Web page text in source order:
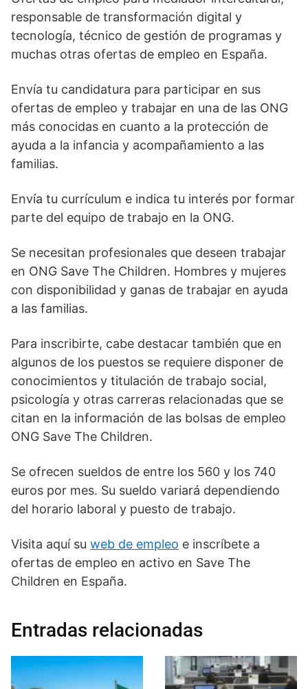
responsable de transformación digital y
tecnología, técnico de gestión de programas y
muchas otras ofertas de empleo en España.
Envía tu candidatura para participar en sus
ofertas de empleo y trabajar en una de las ONG
más conocidas en cuanto a la protección de
ayuda a la infancia y acompañamiento a las
familias.
Envía tu currículum e indica tu interés por formar
parte del equipo de trabajo en la ONG.
Se necesitan profesionales que deseen trabajar
en ONG Save The Children. Hombres y mujeres
con disponibilidad y ganas de trabajar en ayuda
a las familias.
Para inscribirte, cabe destacar también que en
algunos de los puestos se requiere disponer de
conocimientos y titulación de trabajo social,
psicología y otras carreras relacionadas que se
citan en la información de las bolsas de empleo
ONG Save The Children.
Se ofrecen sueldos de entre los 560 y los 740
euros por mes. Su sueldo variará dependiendo
del horario laboral y puesto de trabajo.
Visita aquí su web de empleo e inscríbete a
ofertas de empleo en activo en Save The
Children en España.
Entradas relacionadas